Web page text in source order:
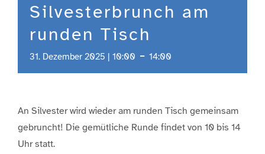
KontaktSilvesterbrunch am
runden Tisch
31. Dezember 2025 | 10:00 - 14:00
An Silvester wird wieder am runden Tisch gemeinsam
gebruncht! Die gemütliche Runde findet von 10 bis 14
Uhr statt.